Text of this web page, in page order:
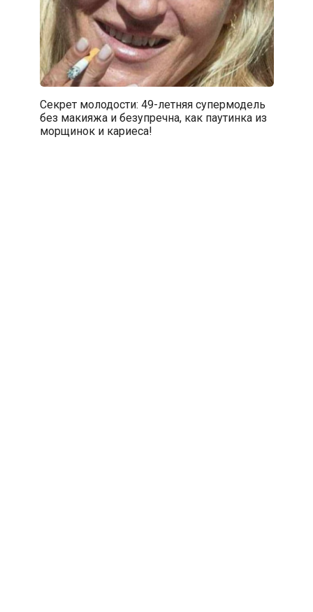
Секрет молодости: 49-летняя супермодель
без макияжа и безупречна, как паутинка из
морщинок и кариеса!